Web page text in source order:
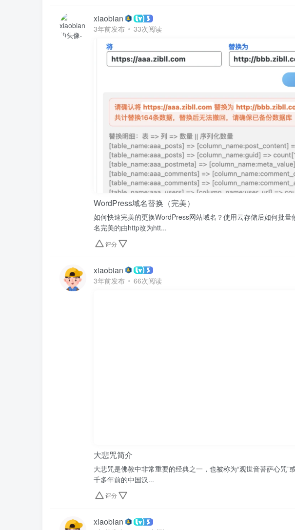
xiaobian
3年前发布 33次阅读
WordPress域名替换（完美）
如何快速完美的更换WordPress网站域名？使用云存储后如何批
名完美的由http改为htt...
评分
xiaobian
3年前发布 66次阅读
大悲咒简介
大悲咒是佛教中非常重要的经典之一，也被称为“观世音菩萨心咒”
千多年前的中国汉...
评分
xiaobian